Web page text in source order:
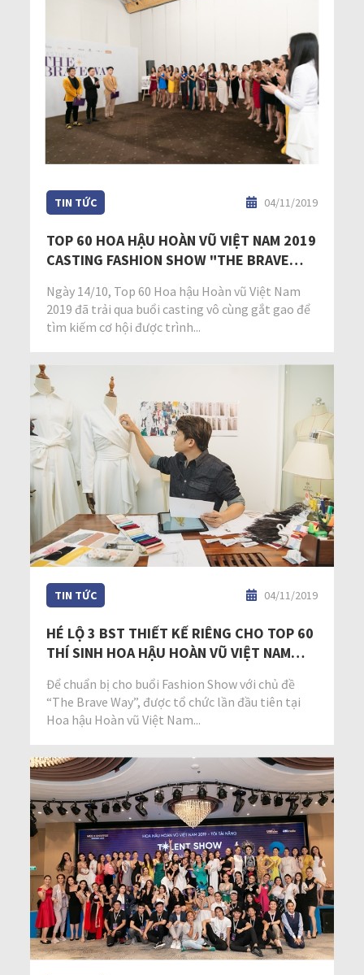
TIN TỨC 04/11/2019
TOP 60 HOA HẬU HOÀN VŨ VIỆT NAM 2019
CASTING FASHION SHOW "THE BRAVE
Ngày 14/10, Top 60 Hoa hậu Hoàn vũ Việt Nam
2019 đã trải qua buổi casting vô cùng gắt gao để
tìm kiếm cơ hội được trình...
TIN TỨC 04/11/2019
HÉ LỘ 3 BST THIẾT KẾ RIÊNG CHO TOP 60
THÍ SINH HOA HẬU HOÀN VŨ VIỆT NAM
Để chuẩn bị cho buổi Fashion Show với chủ đề
“The Brave Way”, được tổ chức lần đầu tiên tại
Hoa hậu Hoàn vũ Việt Nam...